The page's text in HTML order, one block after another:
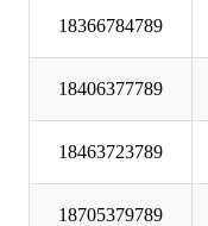
18366784789
18406377789
18463723789
18705379789